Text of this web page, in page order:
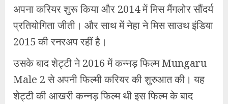
अपना करियर शुरू किया और 2014 में मिस मैंगलोर सौंदर्य
प्रतियोगिता जीती। और साथ में नेहा ने मिस साउथ इंडिया
2015 की रनरअप रहीं है।
उसके बाद शेट्टी ने 2016 में कन्नड़ फिल्म Mungaru
Male 2 से अपनी फिल्मी करियर की शुरुआत की। यह
शेट्टी की आखरी कन्नड़ फिल्म थी इस फिल्म के बाद